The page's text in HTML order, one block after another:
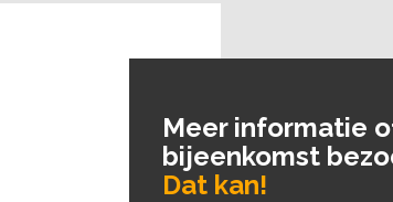
Meer informatie
bijeenkomst
Dat kan!